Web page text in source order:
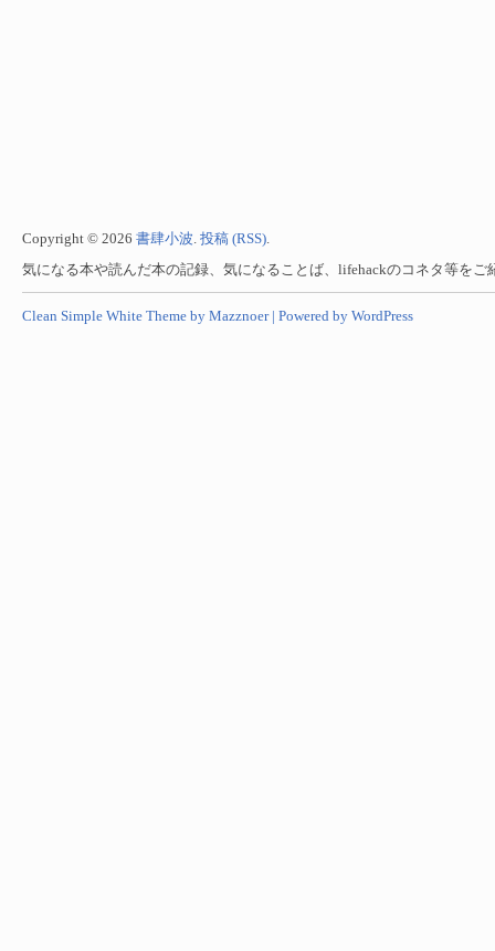
Copyright © 2026 書肆小波. 投稿 (RSS).
気になる本や読んだ本の記録、気になることば、lifehackのコネタ等をご
Clean Simple White Theme by Mazznoer | Powered by WordPress